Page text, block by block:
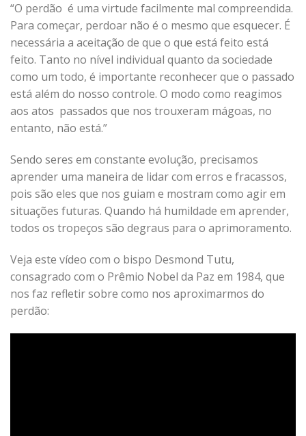
“O perdão é uma virtude facilmente mal compreendida.
Para começar, perdoar não é o mesmo que esquecer. É
necessária a aceitação de que o que está feito está
feito. Tanto no nível individual quanto da sociedade
como um todo, é importante reconhecer que o passado
está além do nosso controle. O modo como reagimos
aos atos passados que nos trouxeram mágoas, no
entanto, não está.”
Sendo seres em constante evolução, precisamos
aprender uma maneira de lidar com erros e fracassos,
pois são eles que nos guiam e mostram como agir em
situações futuras. Quando há humildade em aprender,
todos os tropeços são degraus para o aprimoramento.
Veja este vídeo com o bispo Desmond Tutu,
consagrado com o Prêmio Nobel da Paz em 1984, que
nos faz refletir sobre como nos aproximarmos do
perdão: